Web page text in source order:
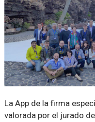
La App de la firma
valorada por el jurado